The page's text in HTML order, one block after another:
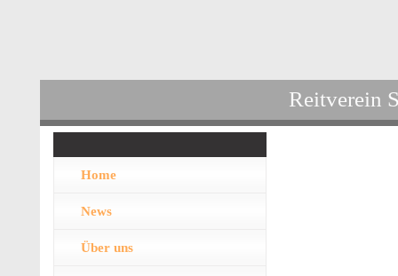
Reitverein
Home
News
Über uns